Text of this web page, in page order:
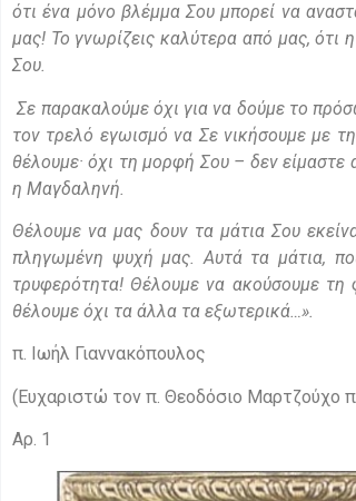
ότι ένα μόνο βλέμμα Σου μπορεί να
μας! Το γνωρίζεις καλύτερα από μας, ότι
Σου.
Σε παρακαλούμε όχι για να δούμε το
τον τρελό εγωισμό να Σε νικήσουμε με
θέλουμε· όχι τη μορφή Σου – δεν
η Μαγδαληνή.
Θέλουμε να μας δουν τα μάτια Σου
πληγωμένη ψυχή μας. Αυτά τα μάτια,
τρυφερότητα! Θέλουμε να ακούσουμε τη
θέλουμε όχι τα άλλα τα εξωτερικά…».
π. Ιωήλ Γιαννακόπουλος
(Ευχαριστώ τον π. Θεοδόσιο Μαρτζούχο
Αρ. 1